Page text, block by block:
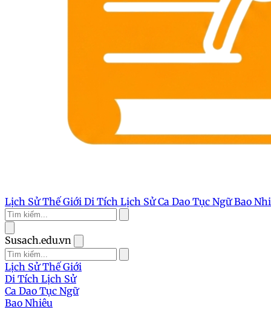
Lịch Sử Thế Giới Di Tích Lịch SửCa Dao Tục NgữBao
Susach.edu.vn
Lịch Sử Thế Giới
Di Tích Lịch Sử
Ca Dao Tục Ngữ
Bao Nhiêu